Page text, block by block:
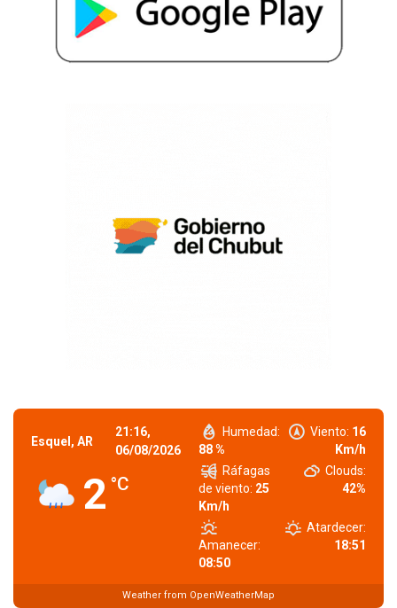
Esquel, AR
21:16,
06/08/2026
2 °C
Humedad:
88 %
Viento: 16
Km/h
Ráfagas
de viento: 25
Km/h
Clouds:
42%
Amanecer:
08:50
Atardecer:
18:51
Weather from OpenWeatherMap